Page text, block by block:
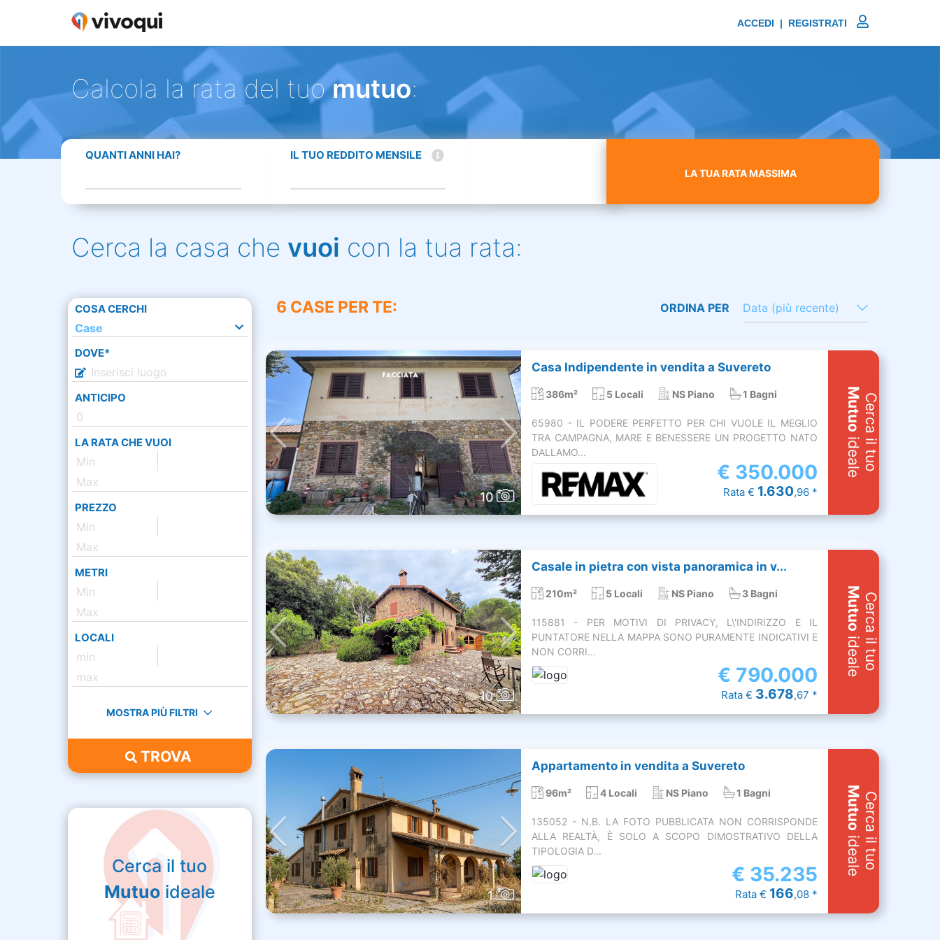
ACCEDI | REGISTRATI
Calcola la rata del tuomutuo:
QUANTI ANNI HAI? IL TUO REDDITO MENSILE
LA TUA RATA MASSIMA
Cerca la casa che vuoi con la tua rata:
COSA CERCHI
Case
DOVE*
ANTICIPO
LA RATA CHE VUOI
PREZZO
METRI
LOCALI
MOSTRA PIÙ FILTRI
TROVA
Cerca il tuo
Mutuoideale
6 CASE PER TE: ORDINA PER Data (più recente)
10
Casa Indipendente in vendita a Suvereto
386m² 5 Locali NS Piano 1 Bagni
65980 - IL PODERE PERFETTO PER CHI VUOLE IL MEGLIO
TRA CAMPAGNA, MARE E BENESSERE UN PROGETTO NATO
DALLAMO...
€ 350.000
Rata € 1.630,96 *
Cerca il tuo
Mutuo
ideale
10
Casale in pietra con vista panoramica in v...
210m² 5 Locali NS Piano 3 Bagni
115881 - PER MOTIVI DI PRIVACY, L\'INDIRIZZO E IL
PUNTATORE NELLA MAPPA SONO PURAMENTE INDICATIVI E
NON CORRI...
€ 790.000
Rata € 3.678,67 *
Cerca il tuo
Mutuo
ideale
1
Appartamento in vendita a Suvereto
96m² 4 Locali NS Piano 1 Bagni
135052 - N.B. LA FOTO PUBBLICATA NON CORRISPONDE
ALLA REALTÀ, È SOLO A SCOPO DIMOSTRATIVO DELLA
TIPOLOGIA D...
€ 35.235
Rata € 166,08 *
Cerca il tuo
Mutuo
ideale